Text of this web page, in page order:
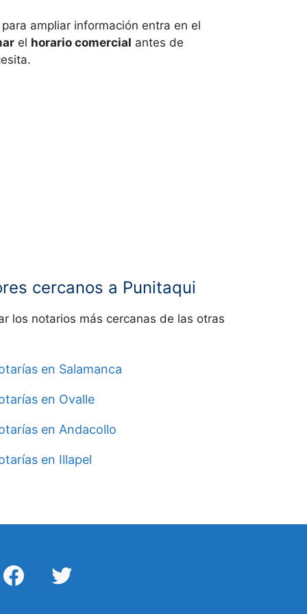
para ampliar información entra en el
el horario comercial antes de
cercanos a Punitaqui
los notarios más cercanas de las otras
en Salamanca
en Ovalle
en Andacollo
en Illapel